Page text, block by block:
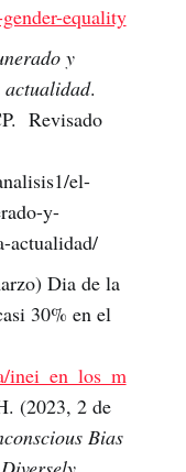
equality
y
actualidad.
Revisado
el-
y-
actualidad/
Dia de la
30% en el
inei_en_los_m
(2023, 2 de
Bias